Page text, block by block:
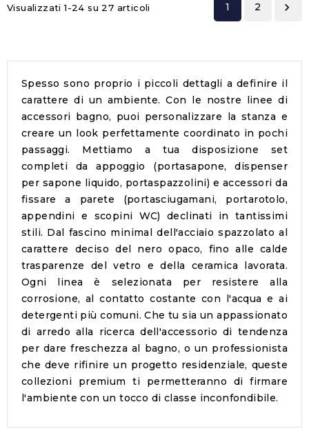
Visualizzati 1-24 su 27 articoli 1 2 
Spesso sono proprio i piccoli dettagli a definire il
carattere di un ambiente. Con le nostre linee di
accessori bagno, puoi personalizzare la stanza e
creare un look perfettamente coordinato in pochi
passaggi. Mettiamo a tua disposizione set
completi da appoggio (portasapone, dispenser
per sapone liquido, portaspazzolini) e accessori da
fissare a parete (portasciugamani, portarotolo,
appendini e scopini WC) declinati in tantissimi
stili. Dal fascino minimal dell'acciaio spazzolato al
carattere deciso del nero opaco, fino alle calde
trasparenze del vetro e della ceramica lavorata.
Ogni linea è selezionata per resistere alla
corrosione, al contatto costante con l'acqua e ai
detergenti più comuni. Che tu sia un appassionato
di arredo alla ricerca dell'accessorio di tendenza
per dare freschezza al bagno, o un professionista
che deve rifinire un progetto residenziale, queste
collezioni premium ti permetteranno di firmare
l'ambiente con un tocco di classe inconfondibile.